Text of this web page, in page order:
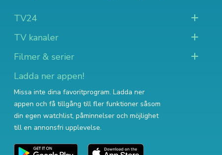
TV24
TV kanaler
Filmer & serier
Ladda ner appen!
Missa inte dina favoritprogram. Ladda ner
appen och få tillgång till fler funktioner såsom
din egen watchlist, påminnelser och möjlighet
till en annonsfri upplevelse.